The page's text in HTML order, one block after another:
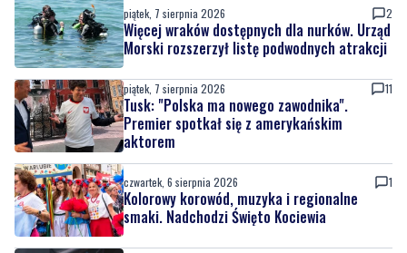
piątek, 7 sierpnia 2026 2
Więcej wraków dostępnych dla nurków. Urząd
Morski rozszerzył listę podwodnych atrakcji
piątek, 7 sierpnia 2026 11
Tusk: "Polska ma nowego zawodnika".
Premier spotkał się z amerykańskim
aktorem
czwartek, 6 sierpnia 2026 1
Kolorowy korowód, muzyka i regionalne
smaki. Nadchodzi Święto Kociewia